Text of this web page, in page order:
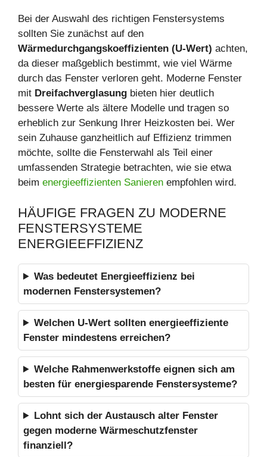
Bei der Auswahl des richtigen Fenstersystems
sollten Sie zunächst auf den
Wärmedurchgangskoeffizienten (U-Wert) achten,
da dieser maßgeblich bestimmt, wie viel Wärme
durch das Fenster verloren geht. Moderne Fenster
mit Dreifachverglasung bieten hier deutlich
bessere Werte als ältere Modelle und tragen so
erheblich zur Senkung Ihrer Heizkosten bei. Wer
sein Zuhause ganzheitlich auf Effizienz trimmen
möchte, sollte die Fensterwahl als Teil einer
umfassenden Strategie betrachten, wie sie etwa
beim energieeffizienten Sanieren empfohlen wird.
HÄUFIGE FRAGEN ZU MODERNE
FENSTERSYSTEME
ENERGIEEFFIZIENZ
Was bedeutet Energieeffizienz bei
modernen Fenstersystemen?
Welchen U-Wert sollten energieeffiziente
Fenster mindestens erreichen?
Welche Rahmenwerkstoffe eignen sich am
besten für energiesparende Fenstersysteme?
Lohnt sich der Austausch alter Fenster
gegen moderne Wärmeschutzfenster
finanziell?